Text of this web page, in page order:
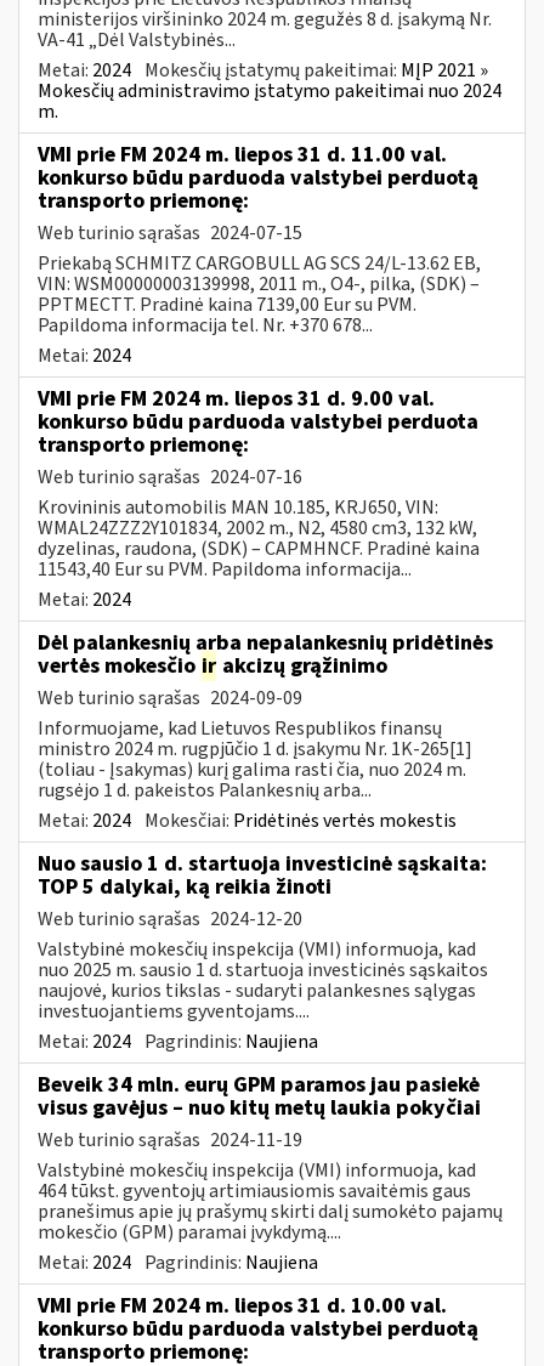
ministerijos viršininko 2024 m. gegužės 8 d. įsakymą Nr.
VA-41 „Dėl Valstybinės...
Metai: 2024 Mokesčių įstatymų pakeitimai: MĮP 2021 »
Mokesčių administravimo įstatymo pakeitimai nuo 2024
m.
VMI prie FM 2024 m. liepos 31 d. 11.00 val.
konkurso būdu parduoda valstybei perduotą
transporto priemonę:
Web turinio sąrašas 2024-07-15
Priekabą SCHMITZ CARGOBULL AG SCS 24/L-13.62 EB,
VIN: WSM00000003139998, 2011 m., O4-, pilka, (SDK) –
PPTMECTT. Pradinė kaina 7139,00 Eur su PVM.
Papildoma informacija tel. Nr. +370 678...
Metai: 2024
VMI prie FM 2024 m. liepos 31 d. 9.00 val.
konkurso būdu parduoda valstybei perduota
transporto priemonę:
Web turinio sąrašas 2024-07-16
Krovininis automobilis MAN 10.185, KRJ650, VIN:
WMAL24ZZZ2Y101834, 2002 m., N2, 4580 cm3, 132 kW,
dyzelinas, raudona, (SDK) – CAPMHNCF. Pradinė kaina
11543,40 Eur su PVM. Papildoma informacija...
Metai: 2024
Dėl palankesnių arba nepalankesnių pridėtinės
vertės mokesčio ir akcizų grąžinimo
Web turinio sąrašas 2024-09-09
Informuojame, kad Lietuvos Respublikos finansų
ministro 2024 m. rugpjūčio 1 d. įsakymu Nr. 1K-265[1]
(toliau - Įsakymas) kurį galima rasti čia, nuo 2024 m.
rugsėjo 1 d. pakeistos Palankesnių arba...
Metai: 2024 Mokesčiai: Pridėtinės vertės mokestis
Nuo sausio 1 d. startuoja investicinė sąskaita:
TOP 5 dalykai, ką reikia žinoti
Web turinio sąrašas 2024-12-20
Valstybinė mokesčių inspekcija (VMI) informuoja, kad
nuo 2025 m. sausio 1 d. startuoja investicinės sąskaitos
naujovė, kurios tikslas - sudaryti palankesnes sąlygas
investuojantiems gyventojams....
Metai: 2024 Pagrindinis: Naujiena
Beveik 34 mln. eurų GPM paramos jau pasiekė
visus gavėjus – nuo kitų metų laukia pokyčiai
Web turinio sąrašas 2024-11-19
Valstybinė mokesčių inspekcija (VMI) informuoja, kad
464 tūkst. gyventojų artimiausiomis savaitėmis gaus
pranešimus apie jų prašymų skirti dalį sumokėto pajamų
mokesčio (GPM) paramai įvykdymą....
Metai: 2024 Pagrindinis: Naujiena
VMI prie FM 2024 m. liepos 31 d. 10.00 val.
konkurso būdu parduoda valstybei perduotą
transporto priemonę: